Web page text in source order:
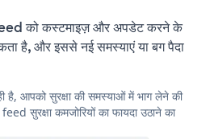
को कस्टमाइज़ और अपडेट करने के
है, और इससे नई समस्याएं या बग पैदा
आपको सुरक्षा की समस्याओं में भाग लेने की
सुरक्षा कमजोरियों का फायदा उठाने का